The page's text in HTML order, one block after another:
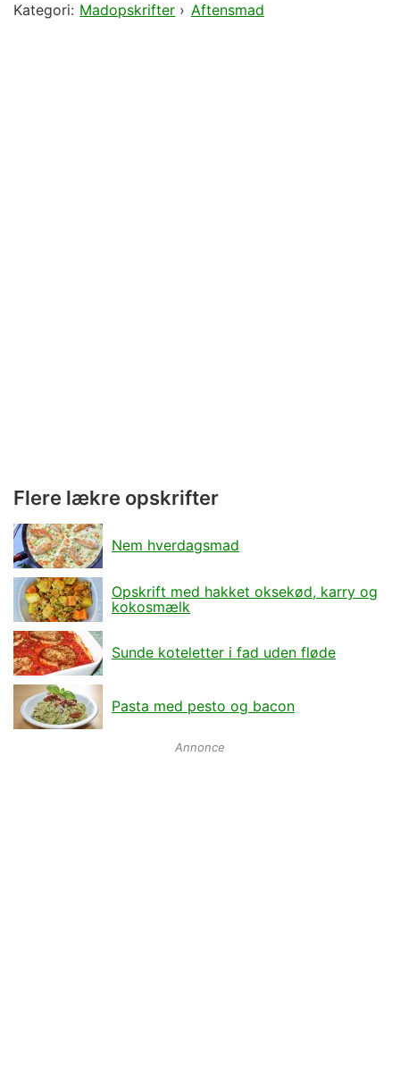
Kategori: Madopskrifter › Aftensmad
Flere lækre opskrifter
Nem hverdagsmad
Opskrift med hakket oksekød, karry og
kokosmælk
Sunde koteletter i fad uden fløde
Pasta med pesto og bacon
Annonce